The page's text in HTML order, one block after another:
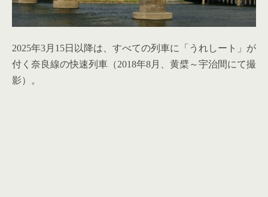
2025年3月15日以降は、すべての列車に「うれしート」が
付く奈良線の快速列車（2018年8月、黄檗～宇治間にて撮
影）。